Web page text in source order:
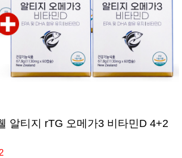
알티지 rTG 오메가3 비타민D 4+2